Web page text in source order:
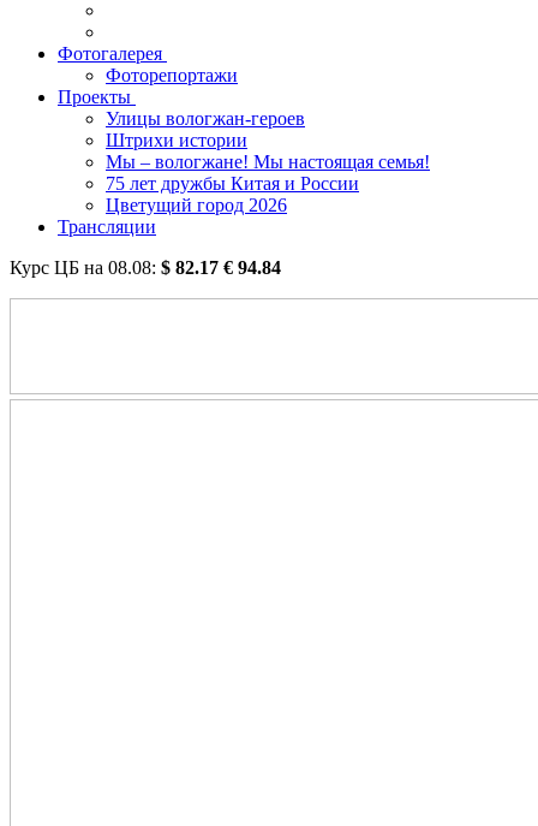
Фотогалерея
Фоторепортажи
Проекты
Улицы вологжан-героев
Штрихи истории
Мы – вологжане! Мы настоящая семья!
75 лет дружбы Китая и России
Цветущий город 2026
Трансляции
Курс ЦБ на 08.08: $ 82.17 € 94.84